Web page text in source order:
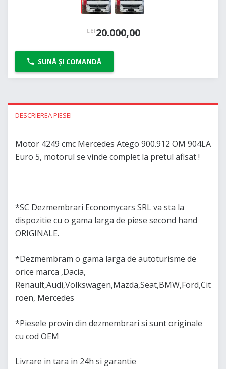
LEI20.000,00
SUNĂ ȘI COMANDĂ
DESCRIEREA PIESEI
Motor 4249 cmc Mercedes Atego 900.912 OM 904LA
Euro 5, motorul se vinde complet la pretul afisat !
*SC Dezmembrari Economycars SRL va sta la
dispozitie cu o gama larga de piese second hand
ORIGINALE.
*Dezmembram o gama larga de autoturisme de
orice marca ,Dacia,
Renault,Audi,Volkswagen,Mazda,Seat,BMW,Ford,Cit
roen, Mercedes
*Piesele provin din dezmembrari si sunt originale
cu cod OEM
Livrare in tara in 24h si garantie